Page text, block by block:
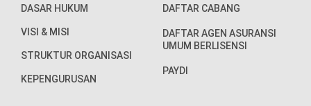
DASAR HUKUM
VISI & MISI
STRUKTUR ORGANISASI
KEPENGURUSAN
DAFTAR CABANG
DAFTAR AGEN ASURANSI
UMUM BERLISENSI
PAYDI